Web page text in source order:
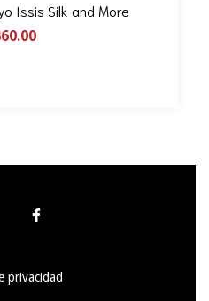
Issis Silk and More
privacidad